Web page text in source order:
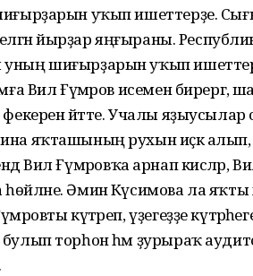
уҡып ишеттерҙе.
йырҙар яңғыраны. Республика
шиғырҙарын уҡып
Вил Ғүмәров исемен бирергә,
әйтте. Учалы
яҡташының рухын иҫкә алып,
Вил Ғүмәровҡа арнап кисәләр,
Әминә Күсимова ла яҡты
күтәреп, үҙегеҙҙе
торһон һәм ҙурыраҡ